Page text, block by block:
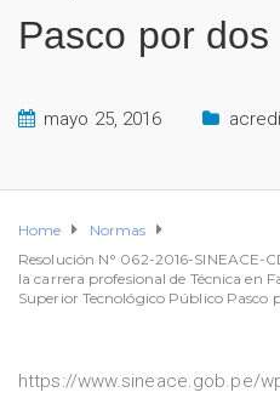
Pasco por dos
mayo 25, 2016
Home
Normas
Resolución N° 062-2016-SINEACE-
la carrera profesional de Técnica en
Superior Tecnológico Público Pasco
https://www.sineace.gob.pe/